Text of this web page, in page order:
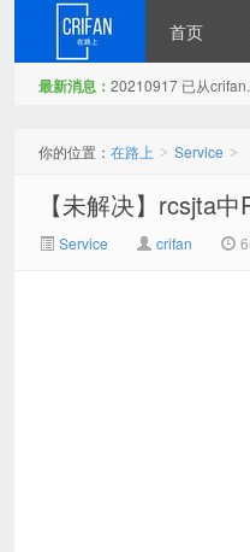
首页
最新消息： 20210917 已从
你的位置： 在路上 > Service >
【未解决】rcsjta
Service crifan